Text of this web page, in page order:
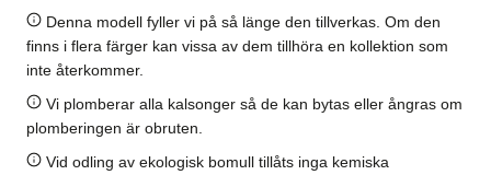
Denna modell fyller vi på så länge den tillverkas. Om den
finns i flera färger kan vissa av dem tillhöra en kollektion som
inte återkommer.
Vi plomberar alla kalsonger så de kan bytas eller ångras om
plomberingen är obruten.
Vid odling av ekologisk bomull tillåts inga kemiska